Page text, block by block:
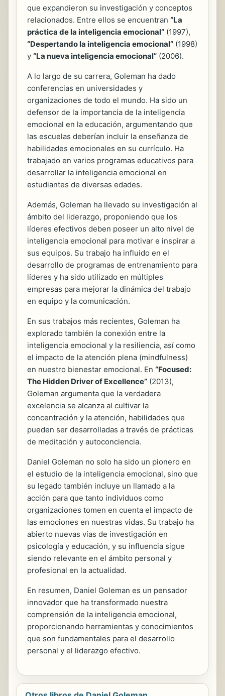
que expandieron su investigación y conceptos
relacionados. Entre ellos se encuentran “La
práctica de la inteligencia emocional” (1997),
“Despertando la inteligencia emocional” (1998)
y “La nueva inteligencia emocional” (2006).
A lo largo de su carrera, Goleman ha dado
conferencias en universidades y
organizaciones de todo el mundo. Ha sido un
defensor de la importancia de la inteligencia
emocional en la educación, argumentando que
las escuelas deberían incluir la enseñanza de
habilidades emocionales en su currículo. Ha
trabajado en varios programas educativos para
desarrollar la inteligencia emocional en
estudiantes de diversas edades.
Además, Goleman ha llevado su investigación al
ámbito del liderazgo, proponiendo que los
líderes efectivos deben poseer un alto nivel de
inteligencia emocional para motivar e inspirar a
sus equipos. Su trabajo ha influido en el
desarrollo de programas de entrenamiento para
líderes y ha sido utilizado en múltiples
empresas para mejorar la dinámica del trabajo
en equipo y la comunicación.
En sus trabajos más recientes, Goleman ha
explorado también la conexión entre la
inteligencia emocional y la resiliencia, así como
el impacto de la atención plena (mindfulness)
en nuestro bienestar emocional. En “Focused:
The Hidden Driver of Excellence” (2013),
Goleman argumenta que la verdadera
excelencia se alcanza al cultivar la
concentración y la atención, habilidades que
pueden ser desarrolladas a través de prácticas
de meditación y autoconciencia.
Daniel Goleman no solo ha sido un pionero en
el estudio de la inteligencia emocional, sino que
su legado también incluye un llamado a la
acción para que tanto individuos como
organizaciones tomen en cuenta el impacto de
las emociones en nuestras vidas. Su trabajo ha
abierto nuevas vías de investigación en
psicología y educación, y su influencia sigue
siendo relevante en el ámbito personal y
profesional en la actualidad.
En resumen, Daniel Goleman es un pensador
innovador que ha transformado nuestra
comprensión de la inteligencia emocional,
proporcionando herramientas y conocimientos
que son fundamentales para el desarrollo
personal y el liderazgo efectivo.